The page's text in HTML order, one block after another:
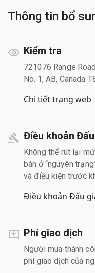
Thông tin bổ
Kiểm tra
721076 Range
No. 1, AB, Canada
Chi tiết trang web
Điều khoản
Không thể rút lại
bán ở “nguyên
và điều kiện trước
Điều khoản Đấu
Phí giao dịch
Người mua thành
phí giao dịch của